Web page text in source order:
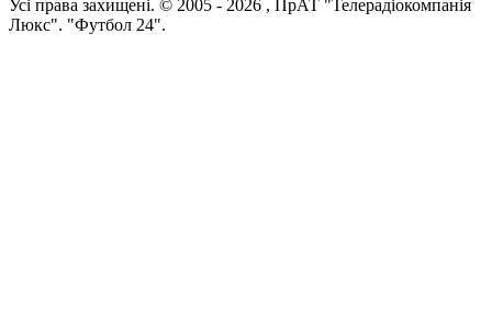
Усi права захищенi. © 2005 - 2026 , ПрАТ "Телерадіокомпанія
Люкс". "Футбол 24".